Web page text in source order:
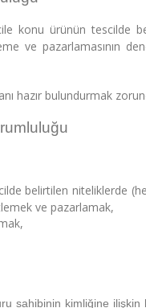
konu ürünün tescilde
ve pazarlamasının
hazır bulundurmak
belirtilen niteliklerde
ve pazarlamak,
sahibinin kimliğine ilişkin